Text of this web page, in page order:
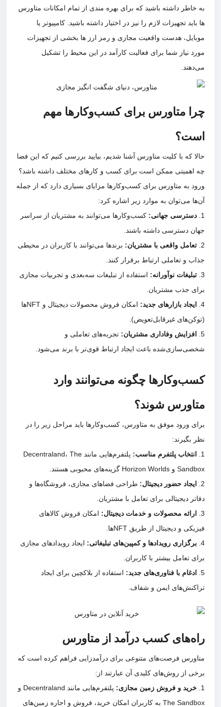
به خاطر داشته باشید که برای بهره مندی از تمام امکانات متاورس
ها باید تجهیزات لازم را نیز در اختیار داشته باشید. کامپیوتر یا
موبایل، هدست واقعیت مجازی و رمز ارز ها بخشی از تجهیزات
مورد نیاز شما برای فعالیت کارآمد در این محیط را تشکیل
می‌دهند.
چرا متاورس برای کسب‌وکارها مهم
است؟
حالا که با کلیت متاورس آشنا شدیم، بیایید بررسی کنیم که این فضا
چه اهمیتی ممکن است برای کسب و کار‌های مختلف داشته باشد؟
ورود به متاورس برای کسب‌وکارها مزایای بسیاری دارد که از جمله
آن‌ها می‌توان به موارد زیر اشاره کرد:
دسترسی جهانی: کسب‌وکارها می‌توانند به مشتریان از سراسر
جهان دسترسی داشته باشند.
تعامل واقعی با مشتریان: برندها می‌توانند با کاربران در محیطی
جذاب و تعاملی ارتباط برقرار کنند.
تبلیغات نوآورانه: استفاده از تبلیغات سه‌بعدی و تجربیات مجازی
برای جذب مشتریان.
ایجاد بازارهای جدید:
امکان فروش محصولات دیجیتال و NFTها
(توکن‌های غیرقابل‌تعویض).
افزایش وفاداری مشتریان: تجربه‌های تعاملی و
شخصی‌سازی‌شده باعث ایجاد ارتباط قوی‌تر با برند می‌شود.
کسب‌وکارها چگونه می‌توانند وارد
متاورس شوند؟
برای ورود موفق به متاورس، کسب‌وکارها باید مراحل زیر را در
نظر بگیرند:
انتخاب پلتفرم مناسب:
پلتفرم‌هایی مانند Decentraland، The
Sandbox و Horizon Worlds گزینه‌های محبوبی هستند.
ایجاد حضور دیجیتال: طراحی فضاهای مجازی، فروشگاه‌ها و
دفاتر دیجیتالی برای تعامل با مشتریان.
ارائه محصولات و خدمات دیجیتال: امکان فروش کالاهای
فیزیکی و دیجیتال از طریق NFTها.
برگزاری رویدادها و کمپین‌های تبلیغاتی: ایجاد رویدادهای مجازی
برای تعامل بیشتر با کاربران.
ادغام با فناوری‌های جدید: استفاده از بلاکچین برای ایجاد
تراکنش‌های ایمن و شفاف.
راه‌های کسب درآمد از متاورس
متاورس فرصت‌های متنوعی برای درآمدزایی فراهم کرده است که
برخی از روش‌های کلیدی آن عبارتند از:
خرید و فروش زمین مجازی:
پلتفرم‌هایی مانند Decentraland و
The Sandbox به کاربران امکان خرید، فروش و اجاره زمین‌های